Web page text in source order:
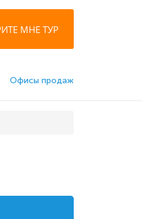
Офисы продаж